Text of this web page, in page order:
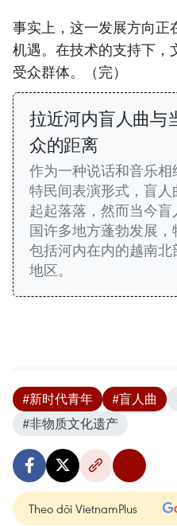
事实上，这一发展方向正
机遇。在技术的支持下，
受众群体。（完）
拉近河内盲人曲与
众的距离
作为一种说话和音乐相
特民间表演形式，盲人
起起落落，然而当今盲
国许多地方蓬勃发展，
包括河内在内的越南北
地区。
#新时代青年 #盲人曲
#非物质文化遗产
Theo dõi VietnamPlus